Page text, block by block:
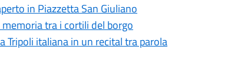
in Piazzetta San Giuliano
tra i cortili del borgo
Tripoli italiana in un recital tra parola